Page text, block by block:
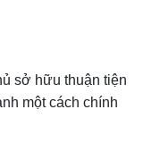
sở hữu thuận tiện
một cách chính